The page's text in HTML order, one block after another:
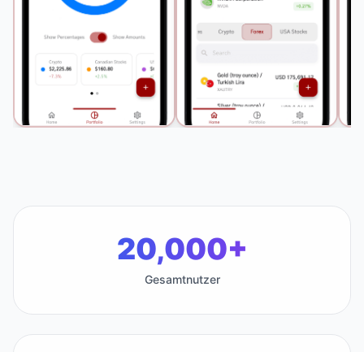
20,000+
Gesamtnutzer